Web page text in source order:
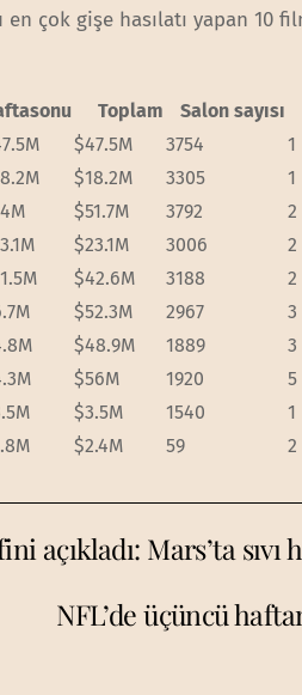
çok gişe hasılatı yapan 10
Toplam Salon sayısı
$47.5M 3754
1
$18.2M 3305
1
$51.7M 3792
2
$23.1M 3006
2
$42.6M 3188
2
$52.3M 2967
3
$48.9M 1889
3
$56M 1920
5
$3.5M 1540
1
$2.4M 59 2
açıkladı: Mars’ta sıvı
NFL’de üçüncü